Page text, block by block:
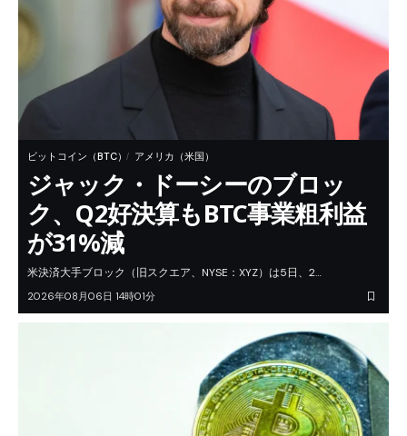
ビットコイン（BTC） アメリカ（米国）
ジャック・ドーシーのブロッ
ク、Q2好決算もBTC事業粗利益
が31%減
米決済大手ブロック（旧スクエア、NYSE：XYZ）は5日、2…
2026年08月06日 14時01分